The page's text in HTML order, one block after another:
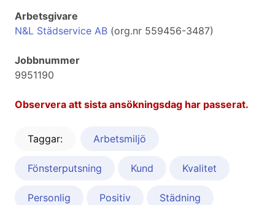
Arbetsgivare
N&L Städservice AB (org.nr 559456-3487)
Jobbnummer
9951190
Observera att sista ansökningsdag har passerat.
Taggar: Arbetsmiljö
Fönsterputsning Kund Kvalitet
Personlig Positiv Städning